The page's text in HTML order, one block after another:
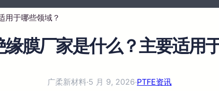
用于哪些领域？
缘膜厂家是什么？主要适用
广柔新材料·5 月 9, 2026·PTFE资讯